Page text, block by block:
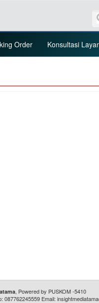
Order Konsultasi
, Powered by PUSKOM -5410
Email: